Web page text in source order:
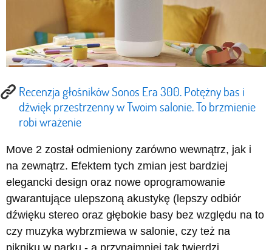
Recenzja głośników Sonos Era 300. Potężny bas i
dźwięk przestrzenny w Twoim salonie. To brzmienie
robi wrażenie
Move 2 został odmieniony zarówno wewnątrz, jak i
na zewnątrz. Efektem tych zmian jest bardziej
elegancki design oraz nowe oprogramowanie
gwarantujące ulepszoną akustykę (lepszy odbiór
dźwięku stereo oraz głębokie basy bez względu na to
czy muzyka wybrzmiewa w salonie, czy też na